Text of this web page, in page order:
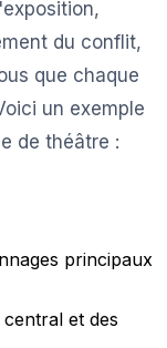
du conflit,
que chaque
un exemple
de théâtre :
principaux
et des